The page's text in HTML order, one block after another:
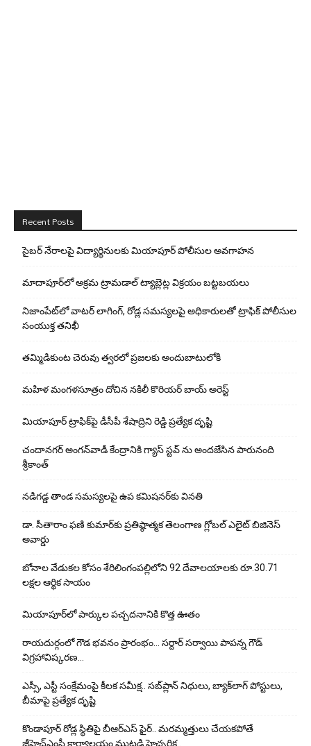
Recent Posts
సైబర్ నేరాలపై విద్యార్థినులకు మియాపూర్ పోలీసుల అవగాహన
మాదాపూర్‌లో అక్రమ ట్రామడాల్ ట్యాబ్లెట్ల విక్రయం బట్టబయలు
నిజాంపేట్‌లో వాటర్ లాగింగ్, రోడ్ల సమస్యలపై అధికారులతో ట్రాఫిక్ పోలీసుల
సంయుక్త తనిఖీ
తమ్మిడికుంట చెరువు త్వరలో ప్రజలకు అందుబాటులోకి
మహిళ మంగళసూత్రం దోచిన నకిలీ కొరియర్ బాయ్ అరెస్ట్
మియాపూర్ ట్రాఫిక్‌పై డీసీపీ శేషాద్రిని రెడ్డి ప్రత్యేక దృష్టి
చందానగర్ అంగన్‌వాడీ కేంద్రానికి గ్యాస్ స్టవ్ ను అందజేసిన పారునంది
శ్రీకాంత్
నడిగడ్డ తాండ సమస్యలపై ఉప కమిషనర్‌కు వినతి
డా. సీతారాం ఫణి కుమార్‌కు ప్రతిష్ఠాత్మక తెలంగాణ గ్లోబల్ ఎలైట్ బిజినెస్
అవార్డు
బోనాల వేడుకల కోసం శేరిలింగంపల్లిలోని 92 దేవాలయాలకు రూ.30.71
లక్షల ఆర్థిక సాయం
మియాపూర్‌లో పార్కుల పచ్చదనానికి కొత్త ఊతం
రాయదుర్గంలో గౌడ భవనం ప్రారంభం… సర్దార్ సర్వాయి పాపన్న గౌడ్
విగ్రహావిష్కరణ…
ఎస్సీ, ఎస్టీ సంక్షేమంపై కీలక సమీక్ష.. సబ్‌ప్లాన్ నిధులు, బ్యాక్‌లాగ్ పోస్టులు,
బీమాపై ప్రత్యేక దృష్టి
కొండాపూర్ రోడ్ల స్థితిపై బీఆర్ఎస్ ఫైర్.. మరమ్మత్తులు చేయ‌క‌పోతే
జీహెచ్‌ఎంసీ కార్యాలయం ముట్టడి హెచ్చరిక..